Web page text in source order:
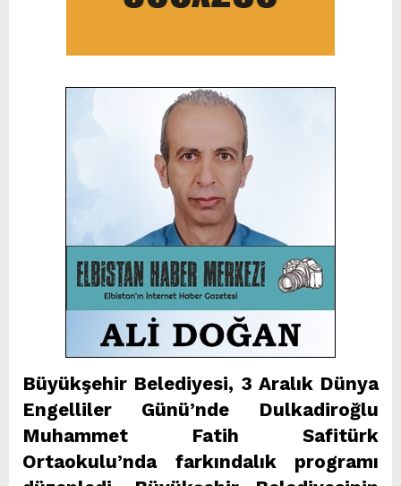
Büyükşehir Belediyesi, 3 Aralık Dünya
Engelliler Günü’nde Dulkadiroğlu
Muhammet Fatih Safitürk
Ortaokulu’nda farkındalık programı